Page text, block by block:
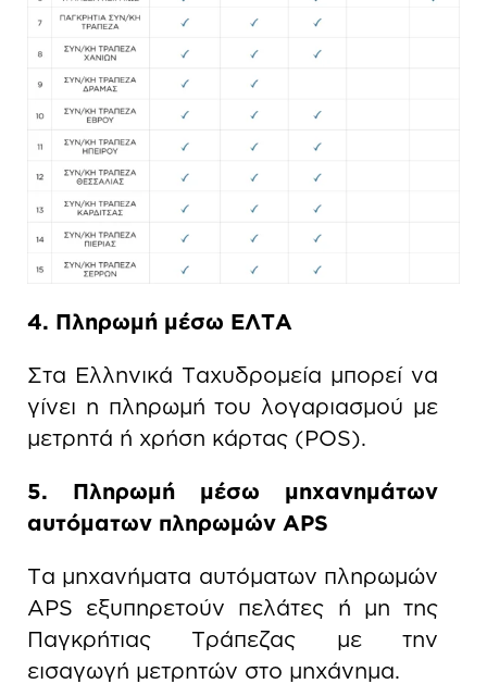
4. Πληρωμή μέσω ΕΛΤΑ
Στα Ελληνικά Ταχυδρομεία μπορεί να
γίνει η πληρωμή του λογαριασμού με
μετρητά ή χρήση κάρτας (POS).
5. Πληρωμή μέσω μηχανημάτων
αυτόματων πληρωμών APS
Τα μηχανήματα αυτόματων πληρωμών
APS εξυπηρετούν πελάτες ή μη της
Παγκρήτιας Τράπεζας με την
εισαγωγή μετρητών στο μηχάνημα.